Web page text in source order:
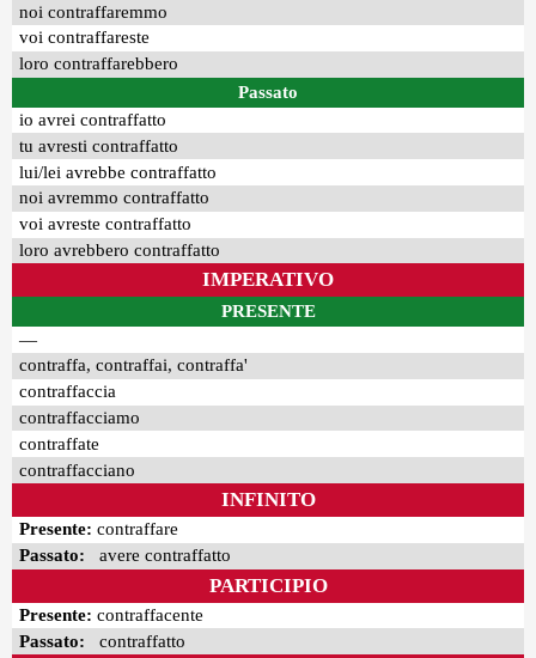
noi contraffaremmo
voi contraffareste
loro contraffarebbero
Passato
io avrei contraffatto
tu avresti contraffatto
lui/lei avrebbe contraffatto
noi avremmo contraffatto
voi avreste contraffatto
loro avrebbero contraffatto
IMPERATIVO
PRESENTE
—
contraffa, contraffai, contraffa'
contraffaccia
contraffacciamo
contraffate
contraffacciano
INFINITO
Presente: contraffare
Passato: avere contraffatto
PARTICIPIO
Presente: contraffacente
Passato: contraffatto